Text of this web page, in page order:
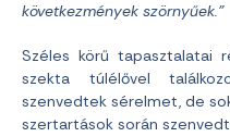
következmények szörnyűek.”
Széles körű tapasztalatai
szekta túlélővel
szenvedtek sérelmet, de
szertartások során